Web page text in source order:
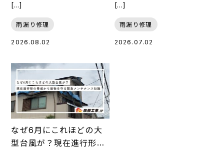
[…]
雨漏り修理
2026.08.02
[…]
雨漏り修理
2026.07.02
なぜ6月にこれほどの大
型台風が？現在進行形の